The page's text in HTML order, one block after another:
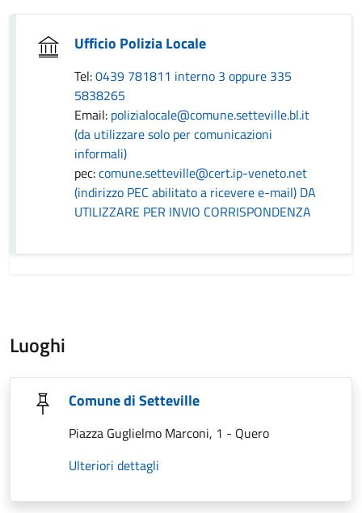
Ufficio Polizia Locale
Tel:0439 781811 interno 3 oppure 335
5838265
Email: polizialocale@comune.setteville.bl.it
(da utilizzare solo per comunicazioni
informali)
pec:comune.setteville@cert.ip-veneto.net
(indirizzo PEC abilitato a ricevere e-mail) DA
UTILIZZARE PER INVIO CORRISPONDENZA
Luoghi
Comune di Setteville
Piazza Guglielmo Marconi, 1 - Quero
Ulteriori dettagli